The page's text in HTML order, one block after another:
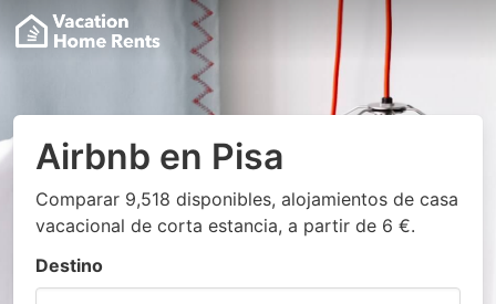
Airbnb en Pisa
Comparar 9,518 disponibles, alojamientos de casa
vacacional de corta estancia, a partir de 6 €.
Destino